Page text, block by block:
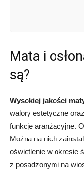
Mata i
są?
Wysokiej jakości
walory estetyczne
funkcje aranżacyjne.
Można na nich
oświetlenie w okresie
z posadzonymi na